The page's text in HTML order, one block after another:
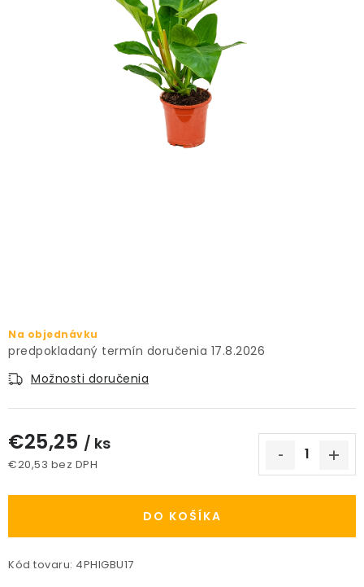
KVETINÁČE A OBALY NA RASTLINY
ZNAČKY
Podmienky ochrany osobných údajov
Spôsoby platby
Kontakt / Právne údaje
Na objednávku
17.8.2026
Možnosti doručenia
€25,25 / ks
€20,53 bez DPH
DO KOŠÍKA
Kód tovaru: 4PHIGBU17